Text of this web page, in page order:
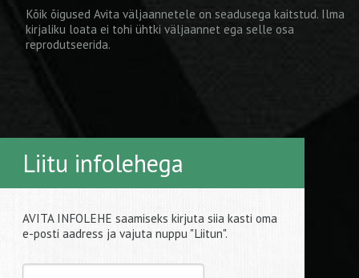
Kõik õigused Avita väljaannetele on seadusega kaitstud. Ilma
kirjaliku loata ei tohi ühtki väljaannet ega selle osa
reprodutseerida.
Liitu infolehega
AVITA INFOLEHE saamiseks kirjuta siia kasti oma
e-posti aadress ja vajuta nuppu "Liitun".